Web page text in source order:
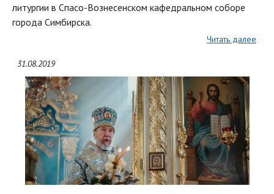
литургии в Спасо-Вознесенском кафедральном соборе
города Симбирска.
Читать далее
31.08.2019